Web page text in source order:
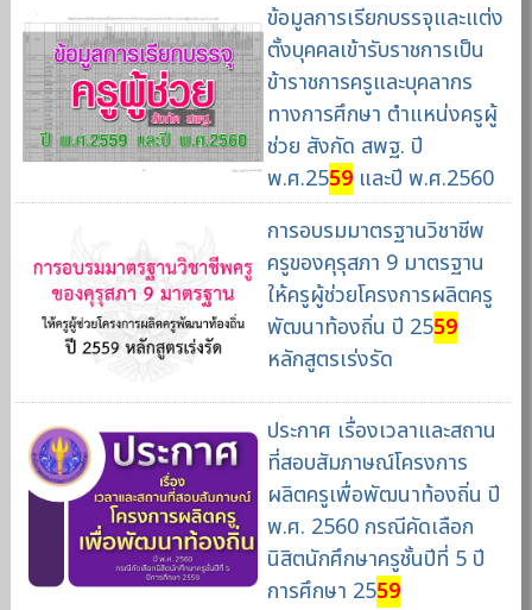
ข้อมูลการเรียกบรรจุและแต่ง
ตั้งบุคคลเข้ารับราชการเป็น
ข้าราชการครูและบุคลากร
ทางการศึกษา ตำแหน่งครูผู้
ช่วย สังกัด สพฐ. ปี
พ.ศ.2559และปี พ.ศ.2560
การอบรมมาตรฐานวิชาชีพ
ครูของคุรุสภา 9 มาตรฐาน
ให้ครูผู้ช่วยโครงการผลิตครู
พัฒนาท้องถิ่น ปี 2559
หลักสูตรเร่งรัด
ประกาศ เรื่องเวลาและสถาน
ที่สอบสัมภาษณ์โครงการ
ผลิตครูเพื่อพัฒนาท้องถิ่น ปี
พ.ศ. 2560 กรณีคัดเลือก
นิสิตนักศึกษาครูชั้นปีที่ 5 ปี
การศึกษา 2559